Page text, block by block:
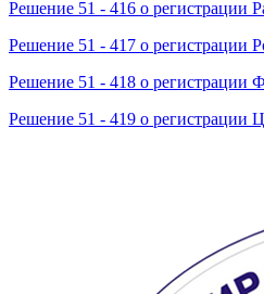
Решение 51 - 416 о регистрации
Решение 51 - 417 о регистрации
Решение 51 - 418 о регистрации
Решение 51 - 419 о регистрации